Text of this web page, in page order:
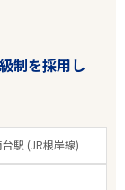
制を採用し
駅 (JR根岸線)